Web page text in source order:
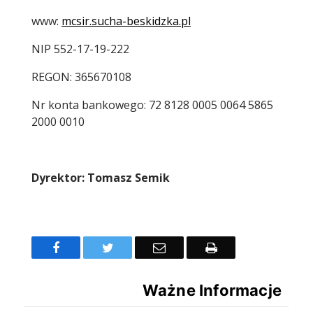
www: mcsir.sucha-beskidzka.pl
NIP 552-17-19-222
REGON: 365670108
Nr konta bankowego: 72 8128 0005 0064 5865
2000 0010
Dyrektor: Tomasz Semik
FacebookTwitter Email Drukuj
Ważne Informacje